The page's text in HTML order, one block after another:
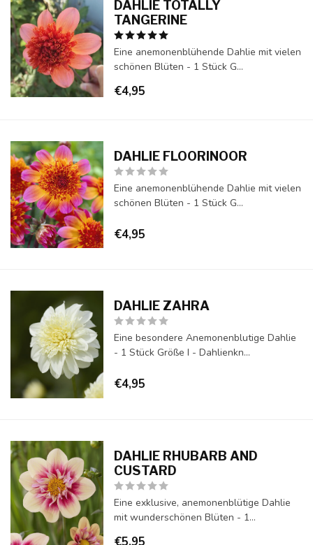
DAHLIE TOTALLY
TANGERINE
Eine anemonenblühende Dahlie mit vielen
schönen Blüten - 1 Stück G...
€4,95
DAHLIE FLOORINOOR
Eine anemonenblühende Dahlie mit vielen
schönen Blüten - 1 Stück G...
€4,95
DAHLIE ZAHRA
Eine besondere Anemonenblutige Dahlie
- 1 Stück Größe I - Dahlienkn...
€4,95
DAHLIE RHUBARB AND
CUSTARD
Eine exklusive, anemonenblütige Dahlie
mit wunderschönen Blüten - 1...
€5,95